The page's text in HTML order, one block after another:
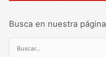
Busca en nuestra página